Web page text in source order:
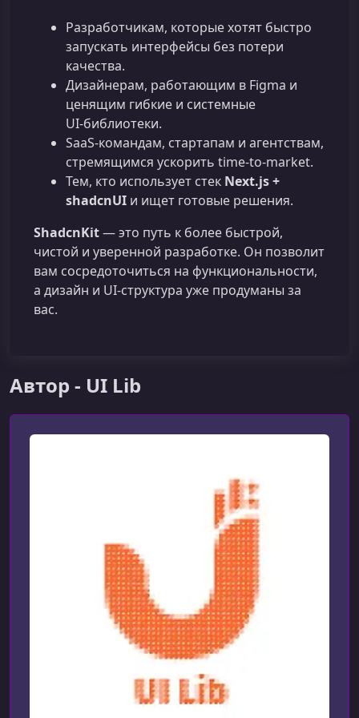
Разработчикам, которые хотят быстро
запускать интерфейсы без потери
качества.
Дизайнерам, работающим в Figma и
ценящим гибкие и системные
UI‑библиотеки.
SaaS-командам, стартапам и агентствам,
стремящимся ускорить time‑to‑market.
Тем, кто использует стек Next.js +
shadcnUI и ищет готовые решения.
ShadcnKit— это путь к более быстрой,
чистой и уверенной разработке. Он позволит
вам сосредоточиться на функциональности,
а дизайн и UI‑структура уже продуманы за
вас.
Автор - UI Lib